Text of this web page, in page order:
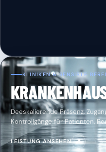
KLINIKEN & SENSIBLE
Deeskalierende Präsenz,
Kontrollgänge für Patienten,
LEISTUNG ANSEHEN ↗